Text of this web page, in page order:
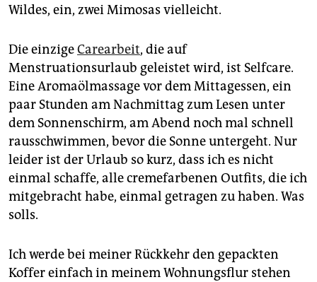
Wildes, ein, zwei Mimosas vielleicht.
Die einzigeCarearbeit, die auf
Menstruationsurlaub geleistet wird, ist Selfcare.
Eine Aroma­ölmassage vor dem Mittagessen, ein
paar Stunden am Nachmittag zum Lesen unter
dem Sonnenschirm, am Abend noch mal schnell
rausschwimmen, bevor die Sonne untergeht. Nur
leider ist der Urlaub so kurz, dass ich es nicht
einmal schaffe, alle cremefarbenen Outfits, die ich
mitgebracht habe, einmal getragen zu haben. Was
solls.
Ich werde bei meiner Rückkehr den gepackten
Koffer einfach in meinem Wohnungsflur stehen